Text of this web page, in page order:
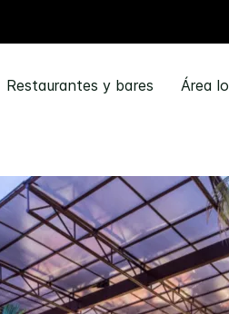
Restaurantes y bares Área